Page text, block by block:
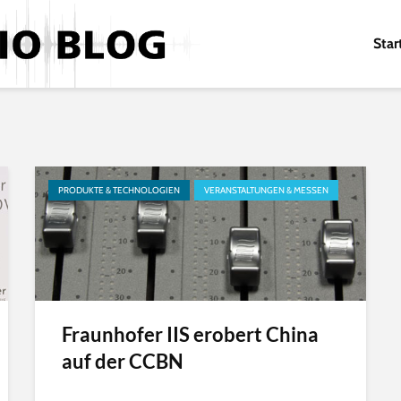
PRODUKTE & TECHNOLOGIEN VERANSTALTUNGEN & MESSEN
Fraunhofer IIS erobert China
auf der CCBN